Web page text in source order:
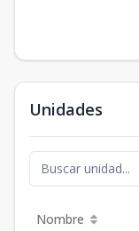
Unidades
Nombre